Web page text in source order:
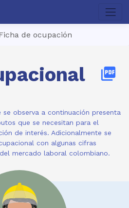
de ocupación
picture_as_pdf
observa a continuación presenta
que se necesitan para el
de interés. Adicionalmente se
con algunas cifras
mercado laboral colombiano.